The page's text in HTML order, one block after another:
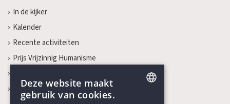
In de kijker
Kalender
Recente activiteiten
Prijs Vrijzinnig Humanisme
Karel Poma-lezing
Deze website maakt
gebruik van cookies.